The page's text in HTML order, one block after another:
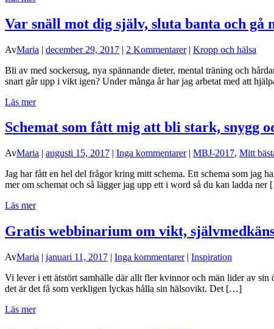
Var snäll mot dig själv, sluta banta och gå
AvMaria | december 29, 2017 | 2 Kommentarer| Kropp och hälsa
Bli av med sockersug, nya spännande dieter, mental träning och
snart går upp i vikt igen? Under många år har jag arbetat med att
Läs mer
Schemat som fått mig att bli stark, snygg
AvMaria | augusti 15, 2017 | Inga kommentarer| MBJ-2017, Mitt
Jag har fått en hel del frågor kring mitt schema. Ett schema som jag
mer om schemat och så lägger jag upp ett i word så du kan ladda
Läs mer
Gratis webbinarium om vikt,
AvMaria | januari 11, 2017 | Inga kommentarer| Inspiration
Vi lever i ett ätstört samhälle där allt fler kvinnor och män lider av
det är det få som verkligen lyckas hålla sin hälsovikt. Det […]
Läs mer